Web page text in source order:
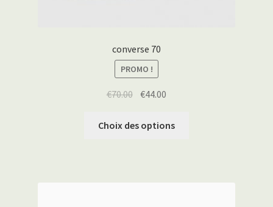
converse 70
PROMO !
€70.00 €44.00
Choix des options